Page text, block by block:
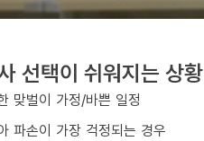
선택이 쉬워지는 상황
맞벌이 가정/바쁜 일정
파손이 가장 걱정되는 경우